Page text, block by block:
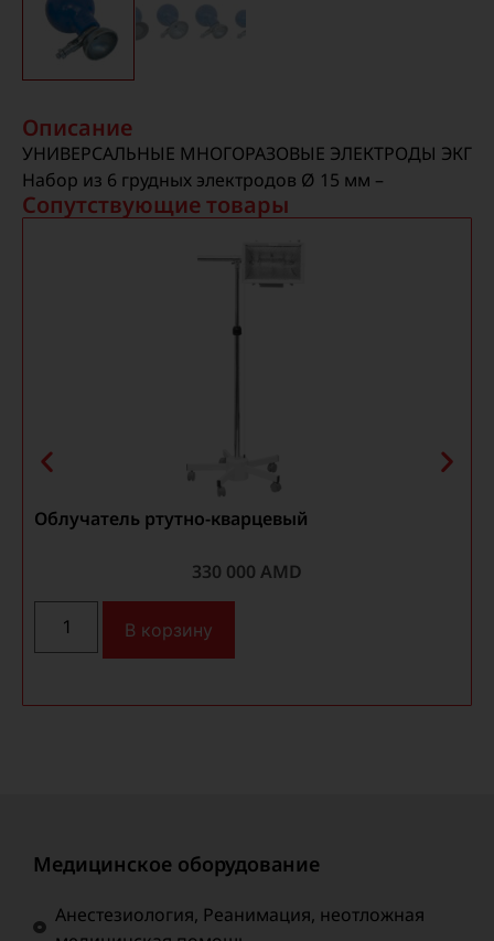
Описание
УНИВЕРСАЛЬНЫЕ МНОГОРАЗОВЫЕ ЭЛЕКТРОДЫ ЭКГ
Набор из 6 грудных электродов Ø 15 мм –
Сопутствующие товары
Облучатель ртутно-кварцевый
330 000 AMD
В корзину
Медицинское оборудование
Анестезиология, Реанимация, неотложная